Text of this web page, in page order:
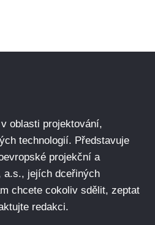
oblasti projektování,
technologií. Představuje
projekční a
a.s., jejích dceřiných
chcete cokoliv sdělit, zeptat
redakci.